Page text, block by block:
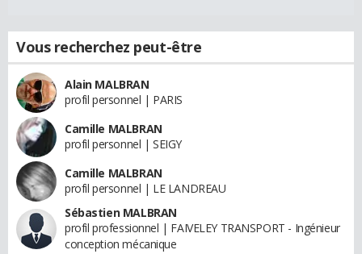
Vous recherchez peut-être
Alain MALBRAN
profil personnel | PARIS
Camille MALBRAN
profil personnel | SEIGY
Camille MALBRAN
profil personnel | LE LANDREAU
Sébastien MALBRAN
profil professionnel | FAIVELEY TRANSPORT - Ingénieur
conception mécanique